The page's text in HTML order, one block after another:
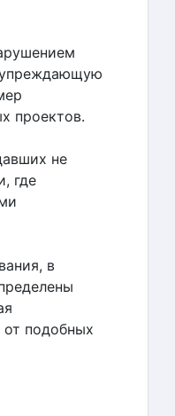
проектов.
не
где
в
от подобных